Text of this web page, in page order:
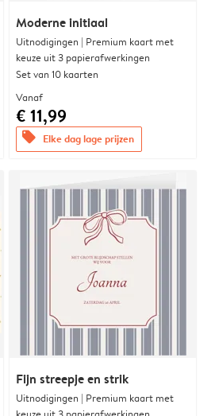
Moderne initiaal
Uitnodigingen | Premium kaart met
keuze uit 3 papierafwerkingen
Set van 10 kaarten
Vanaf
€ 11,99
offers Elke dag lage prijzen
Fijn streepje en strik
Uitnodigingen | Premium kaart met